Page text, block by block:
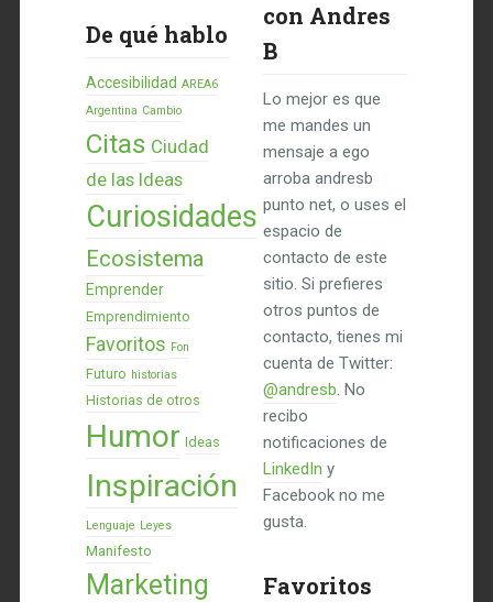
De qué hablo
Accesibilidad AREA6
Argentina Cambio
Citas Ciudad
de las Ideas
Curiosidades
Ecosistema
Emprender
Emprendimiento
Favoritos Fon
Futuro historias
Historias de otros
Humor Ideas
Inspiración
Lenguaje Leyes
Manifesto
Marketing
con Andres
B
Lo mejor es que
me mandes un
mensaje a ego
arroba andresb
punto net, o uses el
espacio de
contacto de este
sitio. Si prefieres
otros puntos de
contacto, tienes mi
cuenta de Twitter:
@andresb. No
recibo
notificaciones de
LinkedIn y
Facebook no me
gusta.
Favoritos